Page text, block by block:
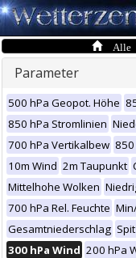
Alle
Parameter
500 hPa Geopot. Höhe
850 hPa Stromlinien
700 hPa Vertikalbew 850
10m Wind 2m Taupunkt
Mittelhohe Wolken
700 hPa Rel. Feuchte
Gesamtniederschlag
300 hPa Wind 200 hPa